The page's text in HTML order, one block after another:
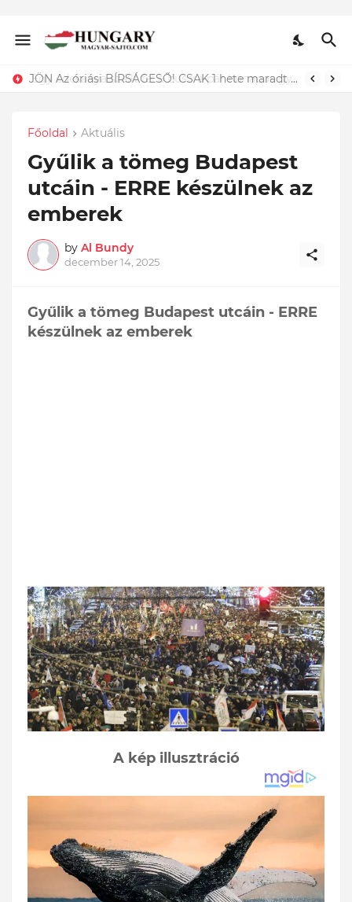
JÖN Az óriási BÍRSÁGESŐ! CSAK 1 hete maradt annak, akinek kertes háza, hobbitelke van! Elkezdődnek az ellenőrzések. TÖBB SZÁZEZRES BÍRSÁGOT VARRNAK A nyakadba ha ennek a szabálynak nem fogsz megfelelni!
Főoldal Aktuális
Gyűlik a tömeg Budapest
utcáin - ERRE készülnek az
emberek
by Al Bundy
december 14, 2025
Gyűlik a tömeg Budapest utcáin - ERRE
készülnek az emberek
A kép illusztráció